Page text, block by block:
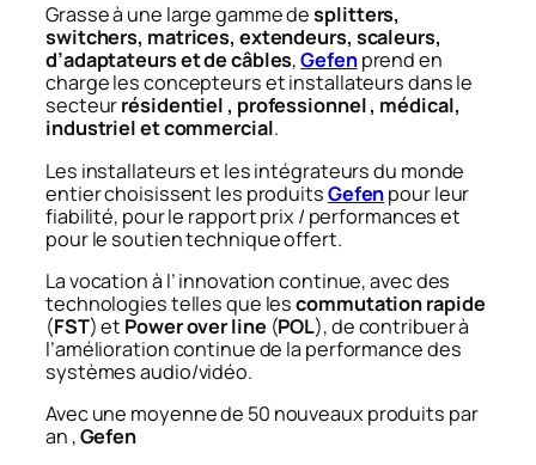
Grasse à une large gamme desplitters,
switchers, matrices, extendeurs, scaleurs,
d’adaptateurs et de câbles,Gefenprend en
charge les concepteurs et installateurs dans le
secteurrésidentiel , professionnel , médical,
industriel et commercial.
Les installateurs et les intégrateurs du monde
entier choisissent les produitsGefenpour leur
fiabilité, pour le rapport prix / performances et
pour le soutien technique offert.
La vocation à l’ innovation continue, avec des
technologies telles que lescommutation rapide
(FST) et Power over line (POL), de contribuer à
l’amélioration continue de la performance des
systèmes audio/vidéo.
Avec une moyenne de 50 nouveaux produits par
an ,Gefen